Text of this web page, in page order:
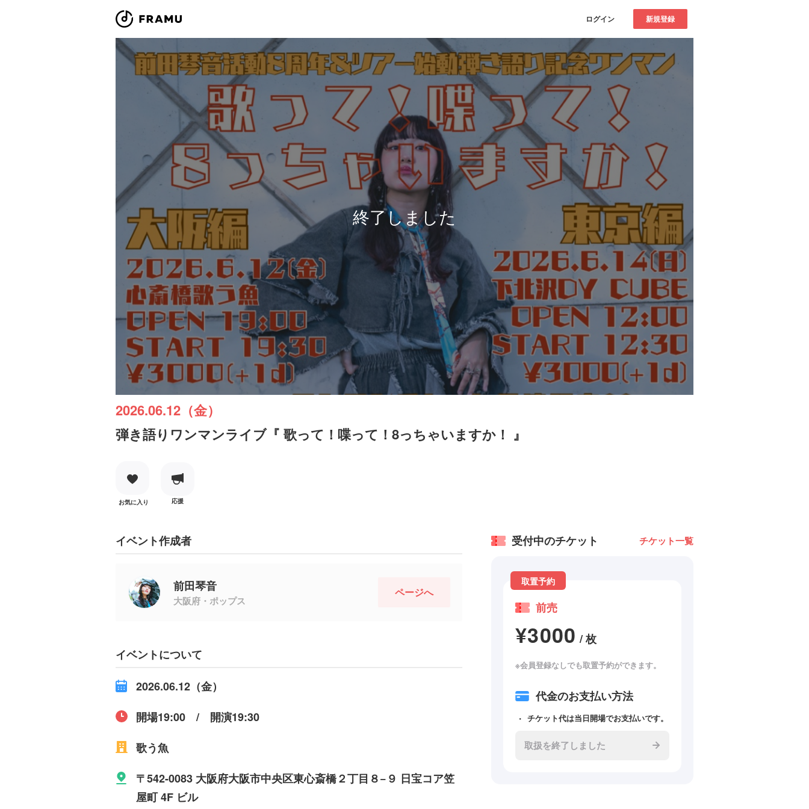
ログイン 新規登録
終了しました
2026.06.12（金）
弾き語りワンマンライブ『 歌って！喋って！8っちゃいますか！ 』
お気に入り 応援
イベント作成者
前田琴音
大阪府・ポップス
ページへ
イベントについて
2026.06.12（金）
開場19:00 / 開演19:30
歌う魚
〒542-0083 大阪府大阪市中央区東心斎橋２丁目８−９ 日宝コア笠
屋町 4F ビル
受付中のチケット チケット一覧
取置予約
前売
¥3000 / 枚
※会員登録なしでも取置予約ができます。
代金のお支払い方法
チケット代は当日開場でお支払いです。
取扱を終了しました